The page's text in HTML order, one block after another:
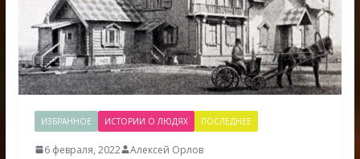
ИЗБРАННОЕ ИСТОРИИ О ЛЮДЯХ ПОСЛЕДНЕЕ
6 февраля, 2022 Алексей Орлов